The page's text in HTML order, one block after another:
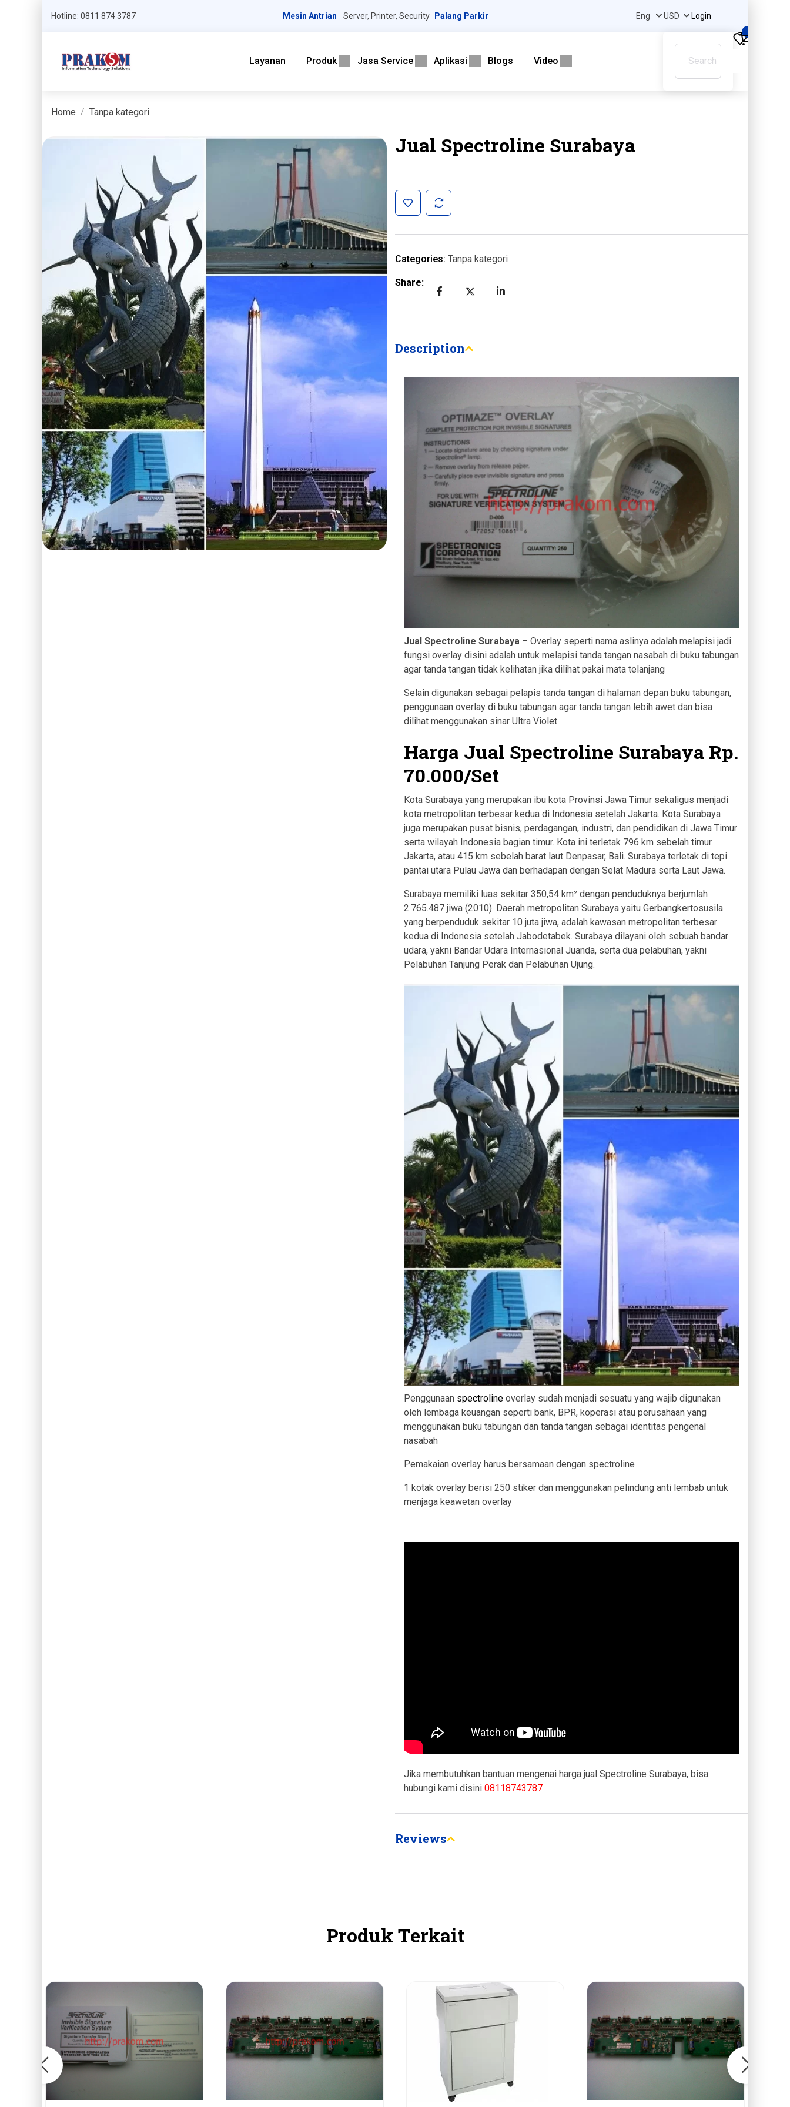
Hotline: 0811 874 3787 Mesin Antrian Server, Printer, Security Palang Parkir Login
Layanan Produk Jasa Service Aplikasi Blogs Video
Home Tanpa kategori
Jual Spectroline Surabaya
Categories: Tanpa kategori
Share:
Description
Jual Spectroline Surabaya – Overlay seperti nama aslinya adalah melapisi jadi
fungsi overlay disini adalah untuk melapisi tanda tangan nasabah di buku tabungan
agar tanda tangan tidak kelihatan jika dilihat pakai mata telanjang
Selain digunakan sebagai pelapis tanda tangan di halaman depan buku tabungan,
penggunaan overlay di buku tabungan agar tanda tangan lebih awet dan bisa
dilihat menggunakan sinar Ultra Violet
Harga Jual Spectroline Surabaya Rp.
70.000/set
Kota Surabaya yang merupakan ibu kota Provinsi Jawa Timur sekaligus menjadi
kota metropolitan terbesar kedua di Indonesia setelah Jakarta. Kota Surabaya
juga merupakan pusat bisnis, perdagangan, industri, dan pendidikan di Jawa Timur
serta wilayah Indonesia bagian timur. Kota ini terletak 796 km sebelah timur
Jakarta, atau 415 km sebelah barat laut Denpasar, Bali. Surabaya terletak di tepi
pantai utara Pulau Jawa dan berhadapan dengan Selat Madura serta Laut Jawa.
Surabaya memiliki luas sekitar 350,54 km² dengan penduduknya berjumlah
2.765.487 jiwa (2010). Daerah metropolitan Surabaya yaitu Gerbangkertosusila
yang berpenduduk sekitar 10 juta jiwa, adalah kawasan metropolitan terbesar
kedua di Indonesia setelah Jabodetabek. Surabaya dilayani oleh sebuah bandar
udara, yakni Bandar Udara Internasional Juanda, serta dua pelabuhan, yakni
Pelabuhan Tanjung Perak dan Pelabuhan Ujung.
Penggunaan spectroline overlay sudah menjadi sesuatu yang wajib digunakan
oleh lembaga keuangan seperti bank, BPR, koperasi atau perusahaan yang
menggunakan buku tabungan dan tanda tangan sebagai identitas pengenal
nasabah
Pemakaian overlay harus bersamaan dengan spectroline
1 kotak overlay berisi 250 stiker dan menggunakan pelindung anti lembab untuk
menjaga keawetan overlay
Jika membutuhkan bantuan mengenai harga jual Spectroline Surabaya, bisa
hubungi kami disini 08118743787
Reviews
Produk Terkait